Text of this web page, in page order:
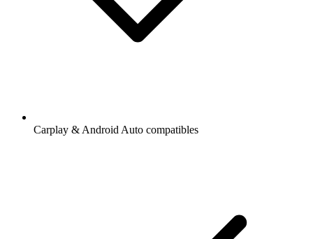
Carplay & Android Auto compatibles